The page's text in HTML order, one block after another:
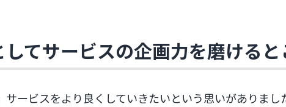
てサービスの企画力を磨ける
ービスをより良くしていきたいという思いがありまし